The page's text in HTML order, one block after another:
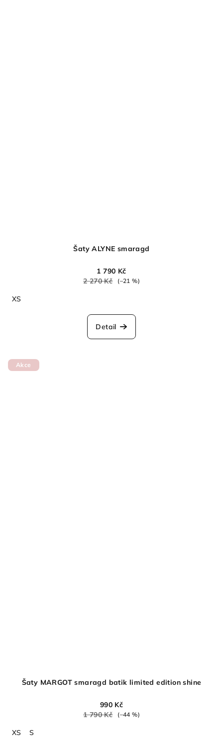
Šaty ALYNE smaragd
1 790 Kč
2 270 Kč
(–21 %)
XS
Detail
Akce
Šaty MARGOT smaragd batik limited edition shine
990 Kč
1 790 Kč
(–44 %)
XS S